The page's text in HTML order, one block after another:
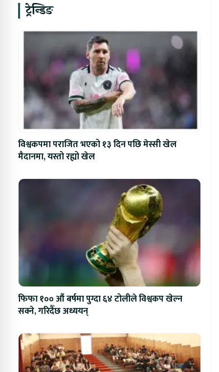
ट्रेन्डिङ
विश्वकपमा पराजित भएको १३ दिन पछि मेस्सी खेल
मैदानमा, यस्तो रह्यो खेल
फिफा १०० औं बर्षमा पुग्दा ६४ टोलीले विश्वकप खेल्न
सक्ने, गरिदैँछ अध्ययन्